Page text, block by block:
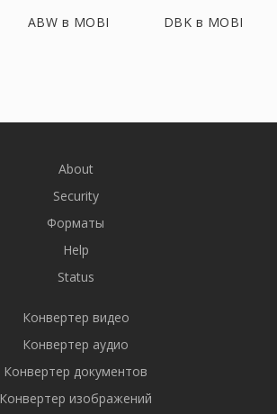
ABW в MOBI DBK в MOBI
About
Security
Форматы
Help
Status
Конвертер видео
Конвертер аудио
Конвертер документов
Конвертер изображений